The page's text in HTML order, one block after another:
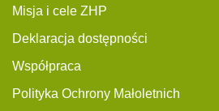
Misja i cele ZHP
Deklaracja dostępności
Współpraca
Polityka Ochrony Małoletnich